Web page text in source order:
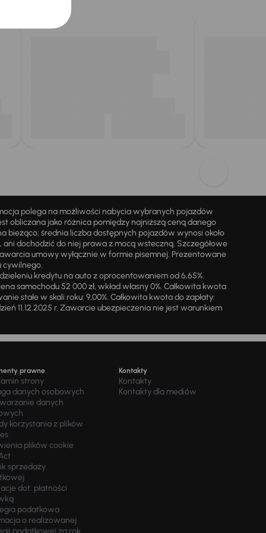
polega na możliwości nabycia wybranych pojazdów
obliczana jako różnica pomiędzy najniższą ceną danego
bieżąco; średnia liczba dostępnych pojazdów wynosi około
dochodzić do niej prawa z mocą wsteczną. Szczegółowe
umowy wyłącznie w formie pisemnej. Prezentowane
cywilnego.
kredytu na auto z oprocentowaniem od 6,65%.
samochodu 52 000 zł, wkład własny 0%. Całkowita kwota
stałe w skali roku: 9,00%. Całkowita kwota do zapłaty:
11.12.2025 r. Zawarcie ubezpieczenia nie jest warunkiem
prawne
strony
danych osobowych
danych
korzystania z plików
plików cookie
sprzedaży
dot. płatności
podatkowa
o realizowanej
podatkowej za rok
Kontakty
Kontakty
Kontakty dla mediów